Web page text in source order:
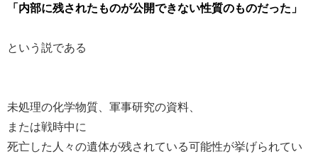
「内部に残されたものが公開できない性質のものだった」
という説である
未処理の化学物質、軍事研究の資料、
または戦時中に
死亡した人々の遺体が残されている可能性が挙げられてい